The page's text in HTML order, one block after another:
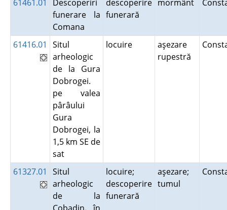
61461.01
Descoperiri
funerare la
Comana
descoperire
funerară
mormânt
61416.01
Situl
arheologic
de la Gura
Dobrogei.
pe valea
pârâului
Gura
Dobrogei, la
1,5 km SE de
sat
locuire
aşezare
rupestră
61327.01
Situl
arheologic
de la
locuire;
descoperire
funerară
aşezare;
tumul